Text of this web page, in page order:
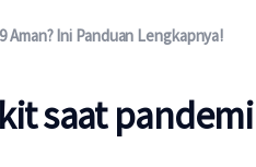
Aman? Ini Panduan Lengkapnya!
saat